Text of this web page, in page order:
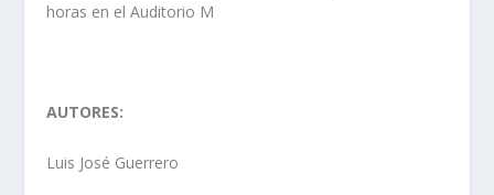
horas en el Auditorio M
AUTORES:
Luis José Guerrero